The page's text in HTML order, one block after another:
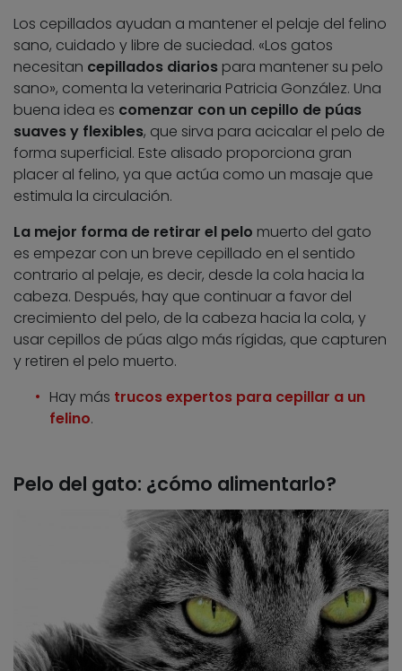
Los cepillados ayudan a mantener el pelaje del felino
sano, cuidado y libre de suciedad. «Los gatos
necesitan cepillados diarios para mantener su pelo
sano», comenta la veterinaria Patricia González. Una
buena idea es comenzar con un cepillo de púas
suaves y flexibles, que sirva para acicalar el pelo de
forma superficial. Este alisado proporciona gran
placer al felino, ya que actúa como un masaje que
estimula la circulación.
La mejor forma de retirar el pelo muerto del gato
es empezar con un breve cepillado en el sentido
contrario al pelaje, es decir, desde la cola hacia la
cabeza. Después, hay que continuar a favor del
crecimiento del pelo, de la cabeza hacia la cola, y
usar cepillos de púas algo más rígidas, que capturen
y retiren el pelo muerto.
Hay más trucos expertos para cepillar a un
felino.
Pelo del gato: ¿cómo alimentarlo?